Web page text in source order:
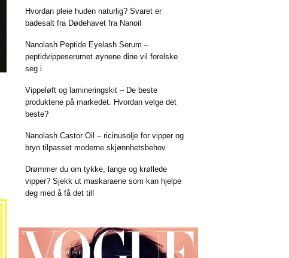
Hvordan pleie huden naturlig? Svaret er
badesalt fra Dødehavet fra Nanoil
Nanolash Peptide Eyelash Serum –
peptidvippeserumet øynene dine vil forelske
seg i
Vippeløft og lamineringskit – De beste
produktene på markedet. Hvordan velge det
beste?
Nanolash Castor Oil – ricinusolje for vipper og
bryn tilpasset moderne skjønnhetsbehov
Drømmer du om tykke, lange og krøllede
vipper? Sjekk ut maskaraene som kan hjelpe
deg med å få det til!